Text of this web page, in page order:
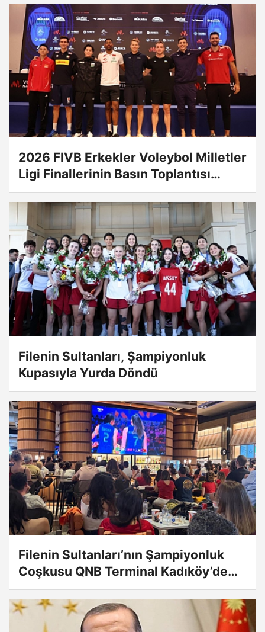
2026 FIVB Erkekler Voleybol Milletler
Ligi Finallerinin Basın Toplantısı
Yapıldı
Filenin Sultanları, Şampiyonluk
Kupasıyla Yurda Döndü
Filenin Sultanları’nın Şampiyonluk
Coşkusu QNB Terminal Kadıköy’de
Yaşandı